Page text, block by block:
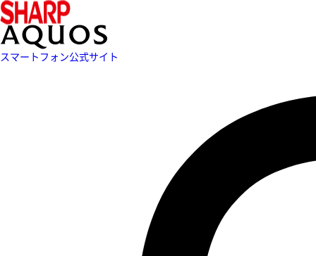
スマートフォン公式サイト